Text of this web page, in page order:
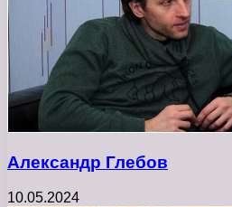
Александр Глебов
10.05.2024